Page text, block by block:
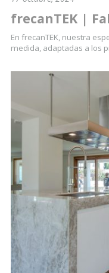
frecanTEK |
En frecanTEK, nuestra
medida, adaptadas a los